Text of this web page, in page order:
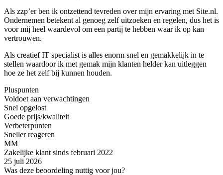
Als zzp’er ben ik ontzettend tevreden over mijn ervaring met Site.nl.
Ondernemen betekent al genoeg zelf uitzoeken en regelen, dus het is
voor mij heel waardevol om een partij te hebben waar ik op kan
vertrouwen.
Als creatief IT specialist is alles enorm snel en gemakkelijk in te
stellen waardoor ik met gemak mijn klanten helder kan uitleggen
hoe ze het zelf bij kunnen houden.
Pluspunten
Voldoet aan verwachtingen
Snel opgelost
Goede prijs/kwaliteit
Verbeterpunten
Sneller reageren
MM
Zakelijke klant sinds februari 2022
25 juli 2026
Was deze beoordeling nuttig voor jou?